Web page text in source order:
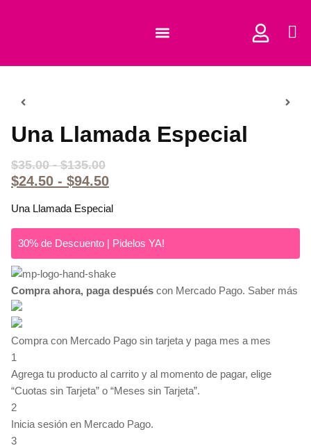
Una Llamada Especial
$35.00 - $135.00
$24.50 - $94.50
Una Llamada Especial
30% de Descuento | Pidelos YA!
Compra ahora, paga después con Mercado Pago. Saber más
Compra con Mercado Pago sin tarjeta y paga mes a mes
1
Agrega tu producto al carrito y al momento de pagar, elige
“Cuotas sin Tarjeta” o “Meses sin Tarjeta”.
2
Inicia sesión en Mercado Pago.
3